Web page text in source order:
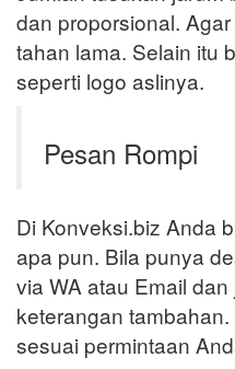
dan proporsional.
tahan lama. Selain itu
seperti logo aslinya.
Pesan Rompi
Di Konveksi.biz Anda
apa pun. Bila punya
via WA atau Email
keterangan
sesuai permintaan